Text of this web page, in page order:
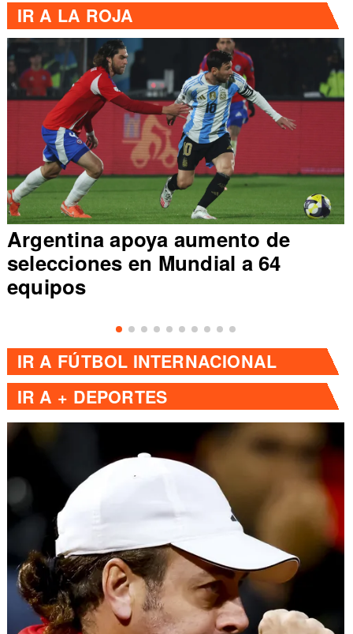
IR A LA ROJA
Argentina apoya aumento de
selecciones en Mundial a 64
equipos
IR A FÚTBOL INTERNACIONAL
IR A + DEPORTES